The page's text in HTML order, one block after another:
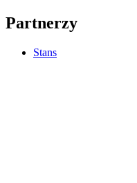
Partnerzy
Stans